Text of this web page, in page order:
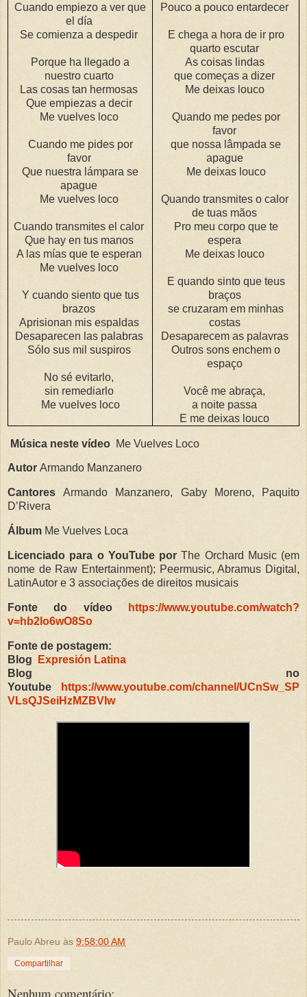
Cuando empiezo a ver que
el día
Se comienza a despedir
Porque ha llegado a
nuestro cuarto
Las cosas tan hermosas
Que empiezas a decir
Me vuelves loco
Cuando me pides por
favor
Que nuestra lámpara se
apague
Me vuelves loco
Cuando transmites el calor
Que hay en tus manos
A las mías que te esperan
Me vuelves loco
Y cuando siento que tus
brazos
Aprisionan mis espaldas
Desaparecen las palabras
Sólo sus mil suspiros
No sé evitarlo,
sin remediarlo
Me vuelves loco
Pouco a pouco entardecer
E chega a hora de ir pro
quarto escutar
As coisas lindas
que começas a dizer
Me deixas louco
Quando me pedes por
favor
que nossa lâmpada se
apague
Me deixas louco
Quando transmites o calor
de tuas mãos
Pro meu corpo que te
espera
Me deixas louco
E quando sinto que teus
braços
se cruzaram em minhas
costas
Desaparecem as palavras
Outros sons enchem o
espaço
Você me abraça,
a noite passa
E me deixas louco
Música neste vídeo Me Vuelves Loco
Autor Armando Manzanero
CantoresArmando Manzanero, Gaby Moreno, Paquito
D’Rivera
Álbum Me Vuelves Loca
Licenciado para o YouTube porThe Orchard Music (em
nome de Raw Entertainment); Peermusic, Abramus Digital,
LatinAutor e 3 associações de direitos musicais
Fonte do vídeo
https://www.youtube.com/watch?
v=hb2lo6wO8So
Fonte de postagem:
Blog
Expresión Latina
Blog no
Youtube
https://www.youtube.com/channel/UCnSw_SP
VLsQJSeiHzMZBVIw
Paulo Abreu às 9:58:00 AM
Compartilhar
Nenhum comentário: